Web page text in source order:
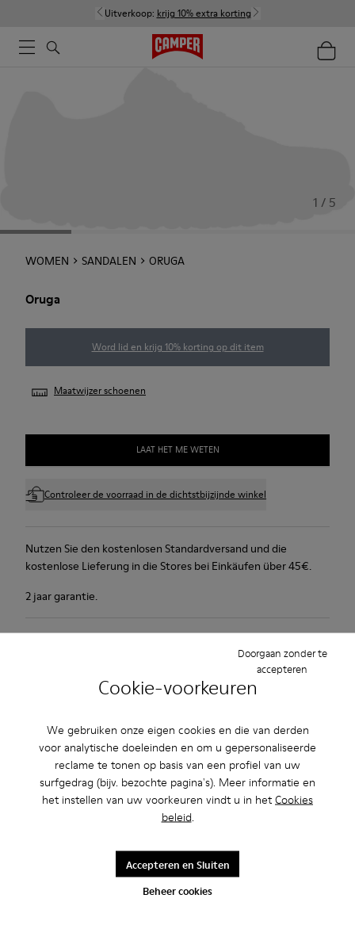
Cookie-voorkeuren
We gebruiken onze eigen cookies en die van derden
voor analytische doeleinden en om u gepersonaliseerde
reclame te tonen op basis van een profiel van uw
surfgedrag (bijv. bezochte pagina's). Meer informatie en
het instellen van uw voorkeuren vindt u in het Cookies
beleid.
Beheer cookies
Doorgaan zonder te
accepteren
Accepteren en Sluiten
Uitverkoop: krijg 10% extra korting
1 / 5
WOMEN SANDALEN ORUGA
Oruga
Word lid en krijg 10% korting op dit item
Maatwijzer schoenen
LAAT HET ME WETEN
Controleer de voorraad in de dichtstbijzijnde winkel
Nutzen Sie den kostenlosen Standardversand und die
kostenlose Lieferung in die Stores bei Einkäufen über 45€.
2 jaar garantie.
Productverzorging
Uitverkoop: krijg 10% extra korting
Ja, dat klopt. Als lid van onze community krijg je exclusieve
voordelen zoals kortingen, vroege toegang, uitnodigingen voor
events en nog veel, veel meer.